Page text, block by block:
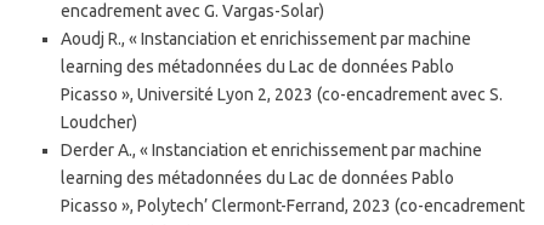
encadrement avec G. Vargas-Solar)
Aoudj R., « Instanciation et enrichissement par machine
learning des métadonnées du Lac de données Pablo
Picasso », Université Lyon 2, 2023 (co-encadrement avec S.
Loudcher)
Derder A., « Instanciation et enrichissement par machine
learning des métadonnées du Lac de données Pablo
Picasso », Polytech’ Clermont-Ferrand, 2023 (co-encadrement